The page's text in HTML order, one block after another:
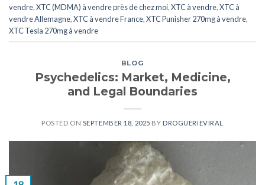
vendre,XTC (MDMA) à vendre près de chez moi,XTC ​​​​​​​​​​​​​à vendre,XTC ​​​​​​​​​​​​​à
vendre Allemagne,XTC ​​​​​​​​​​​​​à vendre France,XTC Punisher 270mg à vendre,
XTC Tesla 270mg à vendre
BLOG
Psychedelics: Market, Medicine,
and Legal Boundaries
POSTED ON SEPTEMBER 18, 2025 BY DROGUERIEVIRAL